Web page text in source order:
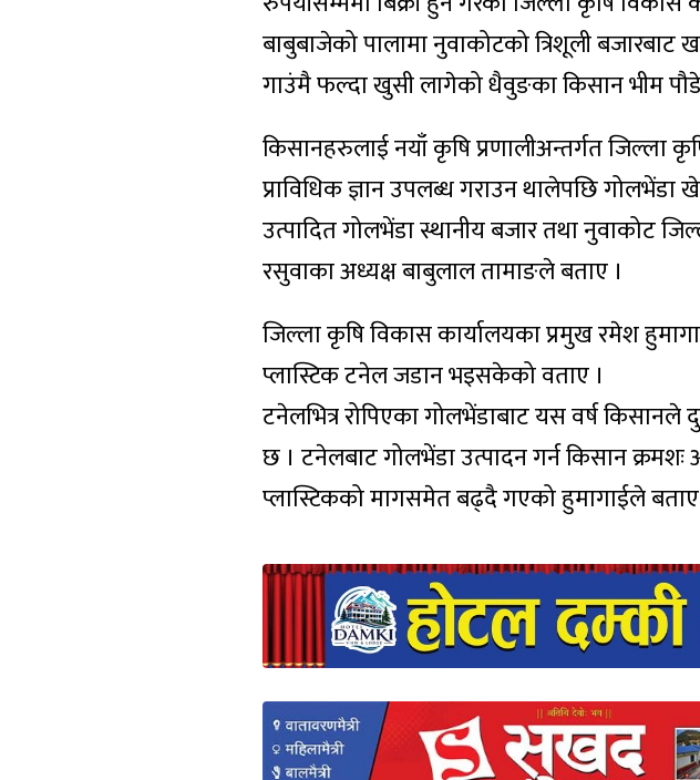
बाबुबाजेको पालामा नुवाकोटको त्रिशूली
गाउंमै फल्दा खुसी लागेको धैवुङका किसान भीम
किसानहरुलाई नयाँ कृषि प्रणालीअन्तर्गत जिल्ला
प्राविधिक ज्ञान उपलब्ध गराउन थालेपछि
उत्पादित गोलभेंडा स्थानीय बजार तथा नुवाकोट
रसुवाका अध्यक्ष बाबुलाल तामाङले बताए ।
जिल्ला कृषि विकास कार्यालयका प्रमुख रमेश
प्लास्टिक टनेल जडान भइसकेको वताए ।
टनेलभित्र रोपिएका गोलभेंडाबाट यस वर्ष
छ । टनेलबाट गोलभेंडा उत्पादन गर्न किसान
प्लास्टिकको मागसमेत बढ्दै गएको हुमागाईले बताए